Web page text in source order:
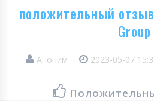
положительный
Group
Аноним 2023-05-07